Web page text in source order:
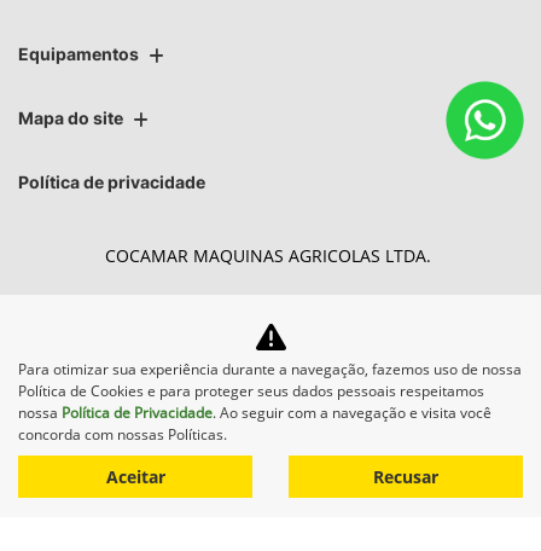
Equipamentos
Mapa do site
Política de privacidade
COCAMAR MAQUINAS AGRICOLAS LTDA.
Desacelere. Seu bem maior é
a vida.
Para otimizar sua experiência durante a navegação, fazemos uso de nossa
Política de Cookies e para proteger seus dados pessoais respeitamos
nossa Política de Privacidade. Ao seguir com a navegação e visita você
concorda com nossas Políticas.
Aceitar Recusar